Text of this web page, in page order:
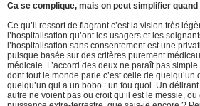
Ca se complique, mais on peut simplifier
Ce qu’il ressort de flagrant c’est la vision très
l’hospitalisation qu’ont les usagers et les
l’hospitalisation sans consentement est une
puisque basée sur des critères purement
médicale. L’accord des deux ne paraît pas
dont tout le monde parle c’est celle de quelqu’un
quelqu’un qui a un bobo : un fou quoi. Un
autre ne voient pas ou croit qu’il est le messie,